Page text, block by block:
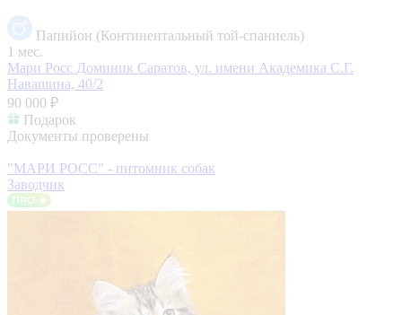
Папийон (Континентальный той-спаниель)
1 мес.
Мари Росс Доминик Саратов, ул. имени Академика С.Г.
Навашина, 40/2
90 000 ₽
Подарок
Документы проверены
"МАРИ РОСС" - питомник собак
Заводчик